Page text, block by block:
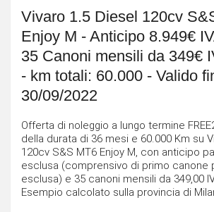
Vivaro 1.5 Diesel 120cv
Enjoy M - Anticipo 8.949€
35 Canoni mensili da 349€
- km totali: 60.000 - Valido
30/09/2022
Offerta di noleggio a lungo termine
della durata di 36 mesi e 60.000 Km su
120cv S&S MT6 Enjoy M, con anticipo
esclusa (comprensivo di primo canone
esclusa) e 35 canoni mensili da 349,00
Esempio calcolato sulla provincia di